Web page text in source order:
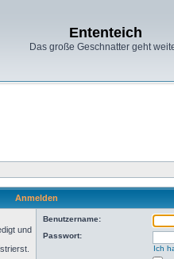
Ententeich
Das große Geschnatter geht
Anmelden
und
Benutzername:
Passwort:
Ich